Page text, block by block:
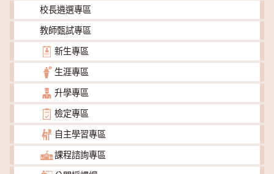
校長遴選專區
教師甄試專區
新生專區
生涯專區
升學專區
檢定專區
自主學習專區
課程諮詢專區